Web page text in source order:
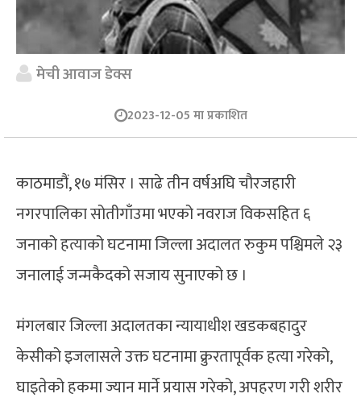
मेची आवाज डेक्स
2023-12-05 मा प्रकाशित
काठमाडौं, १७ मंसिर । साढे तीन वर्षअघि चौरजहारी
नगरपालिका सोतीगाँउमा भएको नवराज विकसहित ६
जनाको हत्याको घटनामा जिल्ला अदालत रुकुम पश्चिमले २३
जनालाई जन्मकैदको सजाय सुनाएको छ ।
मंगलबार जिल्ला अदालतका न्यायाधीश खडकबहादुर
केसीको इजलासले उक्त घटनामा क्रुरतापूर्वक हत्या गरेको,
घाइतेको हकमा ज्यान मार्ने प्रयास गरेको, अपहरण गरी शरीर